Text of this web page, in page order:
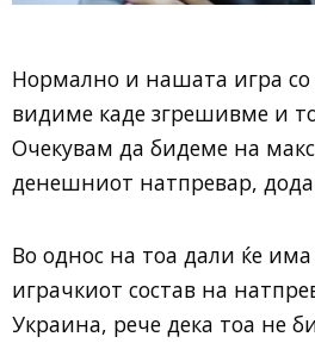
Нормално и нашата игра со
видиме каде згрешивме и
Очекувам да бидеме на
денешниот натпревар,
Во однос на тоа дали ќе
играчкиот состав на
Украина, рече дека тоа не